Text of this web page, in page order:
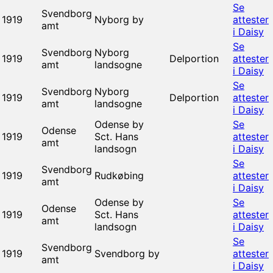
1919
Svendborg
amt
Nyborg by
Se
attester
i Daisy
1919
Svendborg
amt
Nyborg
landsogne
Delportion
Se
attester
i Daisy
1919
Svendborg
amt
Nyborg
landsogne
Delportion
Se
attester
i Daisy
1919
Odense
amt
Odense by
Sct. Hans
landsogn
Se
attester
i Daisy
1919
Svendborg
amt
Rudkøbing
Se
attester
i Daisy
1919
Odense
amt
Odense by
Sct. Hans
landsogn
Se
attester
i Daisy
1919
Svendborg
amt
Svendborg by
Se
attester
i Daisy